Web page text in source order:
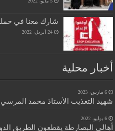
شارك معنا في حملة
24 أبريل، 2022
أخبار محلية
6 مارس، 2023
شهيد التعذيب الأستاذ محمد المرسي
6 يوليو، 2022
أهالي البصارطة يقطعون الطريق